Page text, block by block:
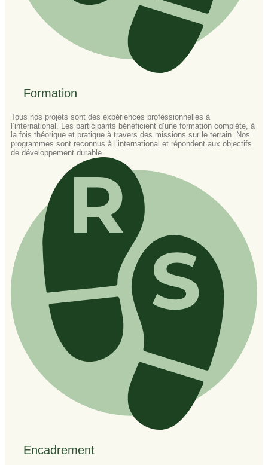
Formation​
Tous nos projets sont des expériences professionnelles à
l’international. Les participants bénéficient d’une formation complète, à
la fois théorique et pratique à travers des missions sur le terrain. Nos
programmes sont reconnus à l’international et répondent aux objectifs
de développement durable.
Encadrement​